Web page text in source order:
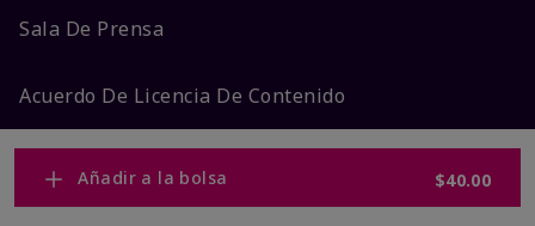
Añadir a la bolsa $40.00
Sala De Prensa
Acuerdo De Licencia De Contenido